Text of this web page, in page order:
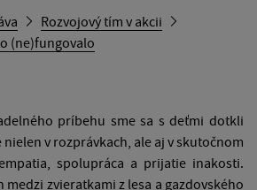
Rozvojový tím v akcii
(ne)fungovalo
príbehu sme sa s deťmi dotkli
v rozprávkach, ale aj v skutočnom
spolupráca a prijatie inakosti.
medzi zvieratkami z lesa a gazdovského